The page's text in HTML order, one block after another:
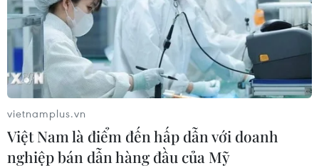
vietnamplus.vn
Việt Nam là điểm đến hấp dẫn với doanh
nghiệp bán dẫn hàng đầu của Mỹ